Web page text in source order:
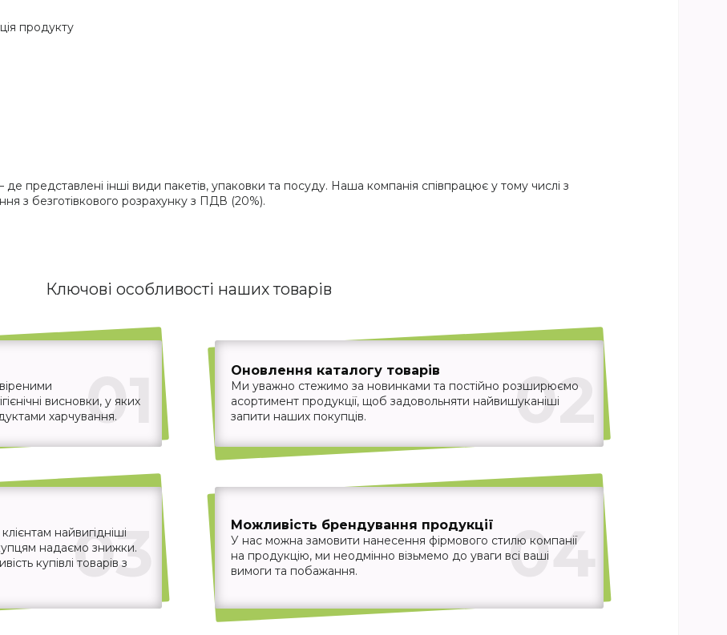
продукту
де представлені інші види пакетів, упаковки та посуду. Наша компанія співпрацює у тому числі з
з безготівкового розрахунку з ПДВ (20%).
Ключові особливості наших товарів
01
висновки, у яких
харчування.
02
Оновлення каталогу товарів
Ми уважно стежимо за новинками та постійно розширюємо
асортимент продукції, щоб задовольняти найвишуканіші
запити наших покупців.
03
найвигідніші
надаємо знижки.
купівлі товарів з
04
Можливість брендування продукції
У нас можна замовити нанесення фірмового стилю компанії
на продукцію, ми неодмінно візьмемо до уваги всі ваші
вимоги та побажання.